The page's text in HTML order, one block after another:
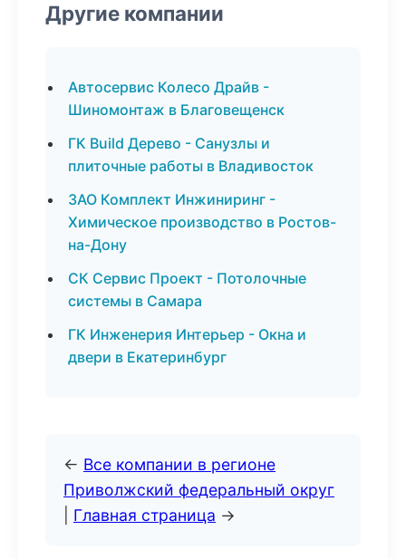
Другие компании
Автосервис Колесо Драйв -
Шиномонтаж в Благовещенск
ГК Build Дерево - Санузлы и
плиточные работы в Владивосток
ЗАО Комплект Инжиниринг -
Химическое производство в Ростов-
на-Дону
СК Сервис Проект - Потолочные
системы в Самара
ГК Инженерия Интерьер - Окна и
двери в Екатеринбург
← Все компании в регионе
Приволжский федеральный округ
Главная страница →